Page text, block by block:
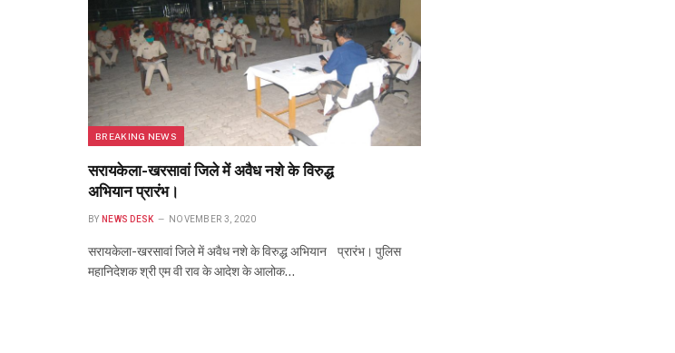
BREAKING NEWS
सरायकेला-खरसावां जिले में अवैध नशे के विरुद्ध
अभियान प्रारंभ।
BY NEWS DESK NOVEMBER 3, 2020
सरायकेला-खरसावां जिले में अवैध नशे के विरुद्ध अभियान प्रारंभ। पुलिस
महानिदेशक श्री एम वी राव के आदेश के आलोक…